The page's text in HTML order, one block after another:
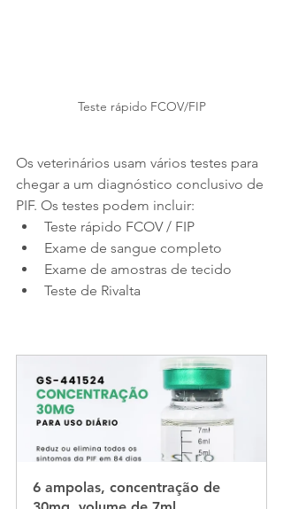
Teste rápido FCOV/FIP
Os veterinários usam vários testes para
chegar a um diagnóstico conclusivo de
PIF. Os testes podem incluir:
Teste rápido FCOV / FIP
Exame de sangue completo
Exame de amostras de tecido
Teste de Rivalta
6 ampolas, concentração de